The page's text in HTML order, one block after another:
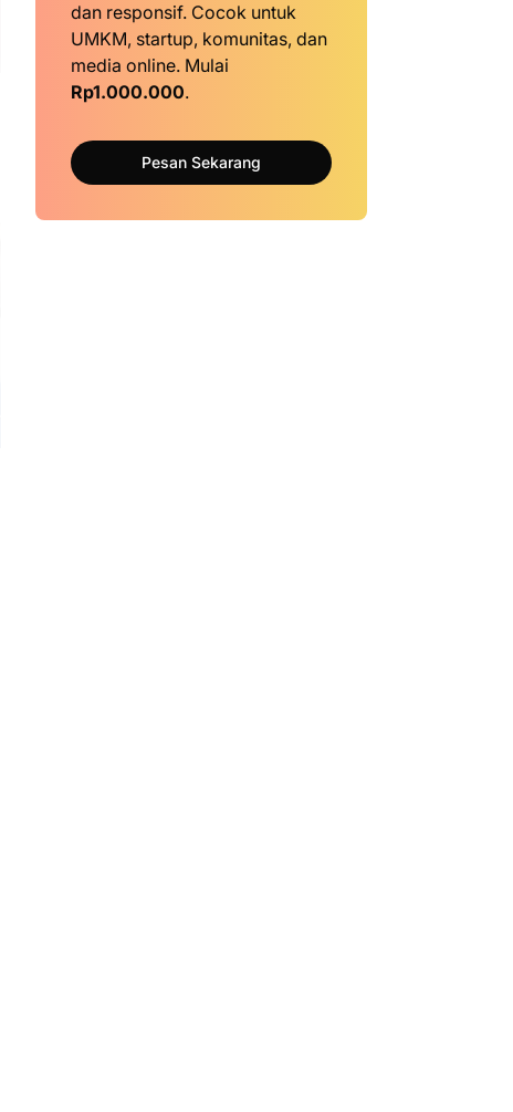
dan responsif. Cocok untuk
UMKM, startup, komunitas, dan
media online. Mulai
Rp1.000.000.
Pesan Sekarang